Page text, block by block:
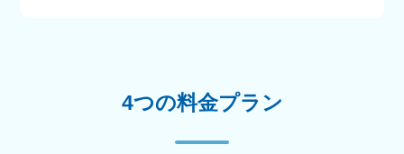
4つの料金プラン